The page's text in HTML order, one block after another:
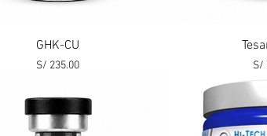
Vista rápida
GHK-CU
Precio
S/ 235.00 S/